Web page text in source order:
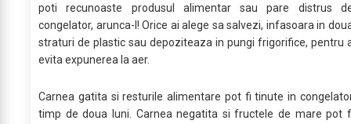
poti recunoaste produsul alimentar sau pare distrus
congelator, arunca-l! Orice ai alege sa salvezi, infasoara in
straturi de plastic sau depoziteaza in pungi frigorifice, pentru
evita expunerea la aer.
Carnea gatita si resturile alimentare pot fi tinute in
timp de doua luni. Carnea negatita si fructele de mare pot